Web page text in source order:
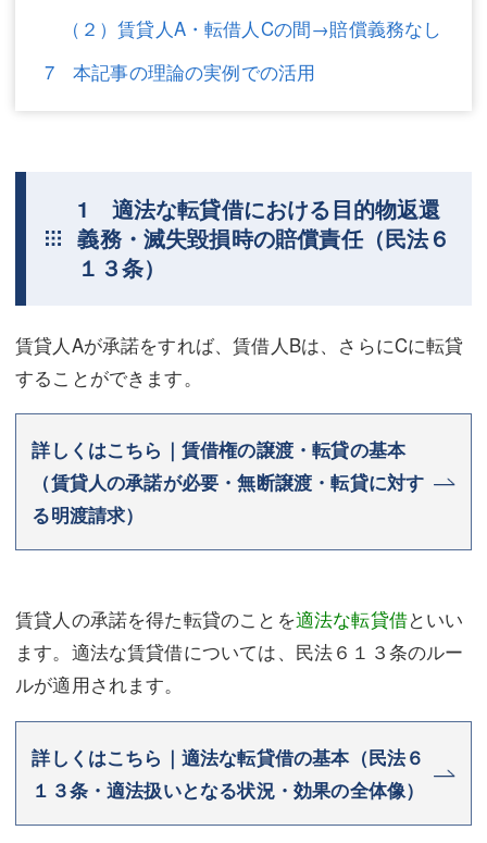
埼玉事務所 (さいたま市)
川口事務所（埼玉県川口市）
川口事務所（埼玉県川口市）
お問い合せフォーム
（２）賃貸人A・転借人Cの間→賠償義務なし
7 本記事の理論の実例での活用
1 適法な転貸借における目的物返還
義務・滅失毀損時の賠償責任（民法６
１３条）
賃貸人Aが承諾をすれば、賃借人Bは、さらにCに転貸
することができます。
詳しくはこちら｜賃借権の譲渡・転貸の基本
（賃貸人の承諾が必要・無断譲渡・転貸に対す
る明渡請求）
賃貸人の承諾を得た転貸のことを適法な転貸借といい
ます。適法な賃貸借については、民法６１３条のルー
ルが適用されます。
詳しくはこちら｜適法な転貸借の基本（民法６
１３条・適法扱いとなる状況・効果の全体像）